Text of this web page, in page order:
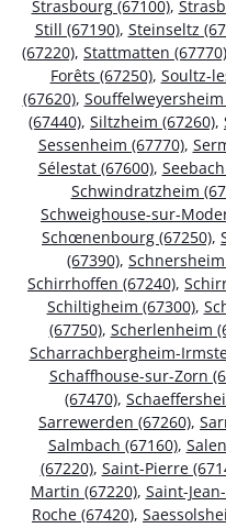
Strasbourg (67100),
Still (67190), Steinseltz
(67220), Stattmatten (67770)
Forêts (67250), Soultz-
(67620), Souffelweyersheim
(67440), Siltzheim (67260),
Sessenheim (67770),
Sélestat (67600),
Schwindratzheim
Schweighouse-sur-
Schœnenbourg (67250),
(67390),
Schirrhoffen (67240),
Schiltigheim (67300),
(67750), Scherlenheim
Scharrachbergheim-
Schaffhouse-sur-Zorn
(67470),
Sarrewerden (67260),
Salmbach (67160),
(67220), Saint-Pierre
Martin (67220), Saint-
Roche (67420),